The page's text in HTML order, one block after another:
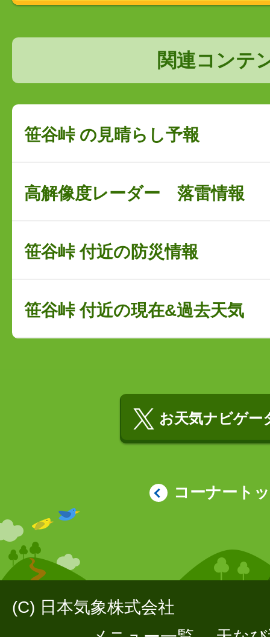
関連コンテ
笹谷峠 の見晴らし予報
高解像度レーダー 落雷情報
笹谷峠 付近の防災情報
笹谷峠 付近の現在&過去天気
お天気ナビゲー
コーナート
(C) 日本気象株式会社